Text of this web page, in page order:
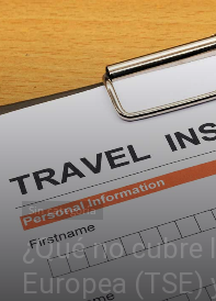
Sin categoría
¿Qué no cubre
Europea (TSE)